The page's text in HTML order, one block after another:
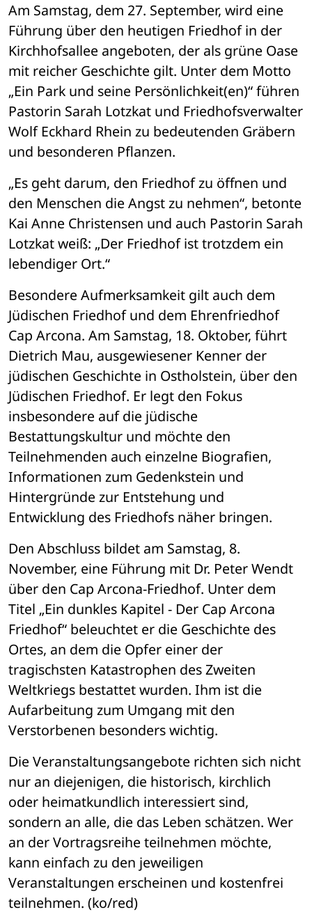
Am Samstag, dem 27. September, wird eine
Führung über den heutigen Friedhof in der
Kirchhofsallee angeboten, der als grüne Oase
mit reicher Geschichte gilt. Unter dem Motto
„Ein Park und seine Persönlichkeit(en)“ führen
Pastorin Sarah Lotzkat und Friedhofsverwalter
Wolf Eckhard Rhein zu bedeutenden Gräbern
und besonderen Pflanzen.
„Es geht darum, den Friedhof zu öffnen und
den Menschen die Angst zu nehmen“, betonte
Kai Anne Christensen und auch Pastorin Sarah
Lotzkat weiß: „Der Friedhof ist trotzdem ein
lebendiger Ort.“
Besondere Aufmerksamkeit gilt auch dem
Jüdischen Friedhof und dem Ehrenfriedhof
Cap Arcona. Am Samstag, 18. Oktober, führt
Dietrich Mau, ausgewiesener Kenner der
jüdischen Geschichte in Ostholstein, über den
Jüdischen Friedhof. Er legt den Fokus
insbesondere auf die jüdische
Bestattungskultur und möchte den
Teilnehmenden auch einzelne Biografien,
Informationen zum Gedenkstein und
Hintergründe zur Entstehung und
Entwicklung des Friedhofs näher bringen.
Den Abschluss bildet am Samstag, 8.
November, eine Führung mit Dr. Peter Wendt
über den Cap Arcona-Friedhof. Unter dem
Titel „Ein dunkles Kapitel - Der Cap Arcona
Friedhof“ beleuchtet er die Geschichte des
Ortes, an dem die Opfer einer der
tragischsten Katastrophen des Zweiten
Weltkriegs bestattet wurden. Ihm ist die
Aufarbeitung zum Umgang mit den
Verstorbenen besonders wichtig.
Die Veranstaltungsangebote richten sich nicht
nur an diejenigen, die historisch, kirchlich
oder heimatkundlich interessiert sind,
sondern an alle, die das Leben schätzen. Wer
an der Vortragsreihe teilnehmen möchte,
kann einfach zu den jeweiligen
Veranstaltungen erscheinen und kostenfrei
teilnehmen. (ko/red)